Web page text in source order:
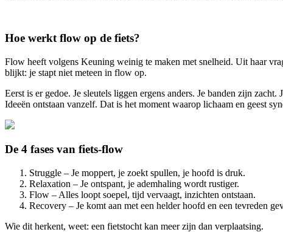
Hoe werkt flow op de fiets?
Flow heeft volgens Keuning weinig te maken met snelheid. Uit haar
blijkt: je stapt niet meteen in flow op.
Eerst is er gedoe. Je sleutels liggen ergens anders. Je banden zijn
Ideeën ontstaan vanzelf. Dat is het moment waarop lichaam en geest
De 4 fases van fiets-flow
Struggle – Je moppert, je zoekt spullen, je hoofd is druk.
Relaxation – Je ontspant, je ademhaling wordt rustiger.
Flow – Alles loopt soepel, tijd vervaagt, inzichten ontstaan.
Recovery – Je komt aan met een helder hoofd en een tevreden
Wie dit herkent, weet: een fietstocht kan meer zijn dan verplaatsing.